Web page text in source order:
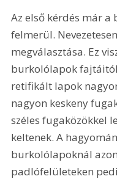
Az első kérdés már
felmerül.
megválasztása. Ez
burkolólapok
retifikált lapok
nagyon keskeny
széles fugaközökkel
keltenek. A
burkolólapoknál
padlófelületeken